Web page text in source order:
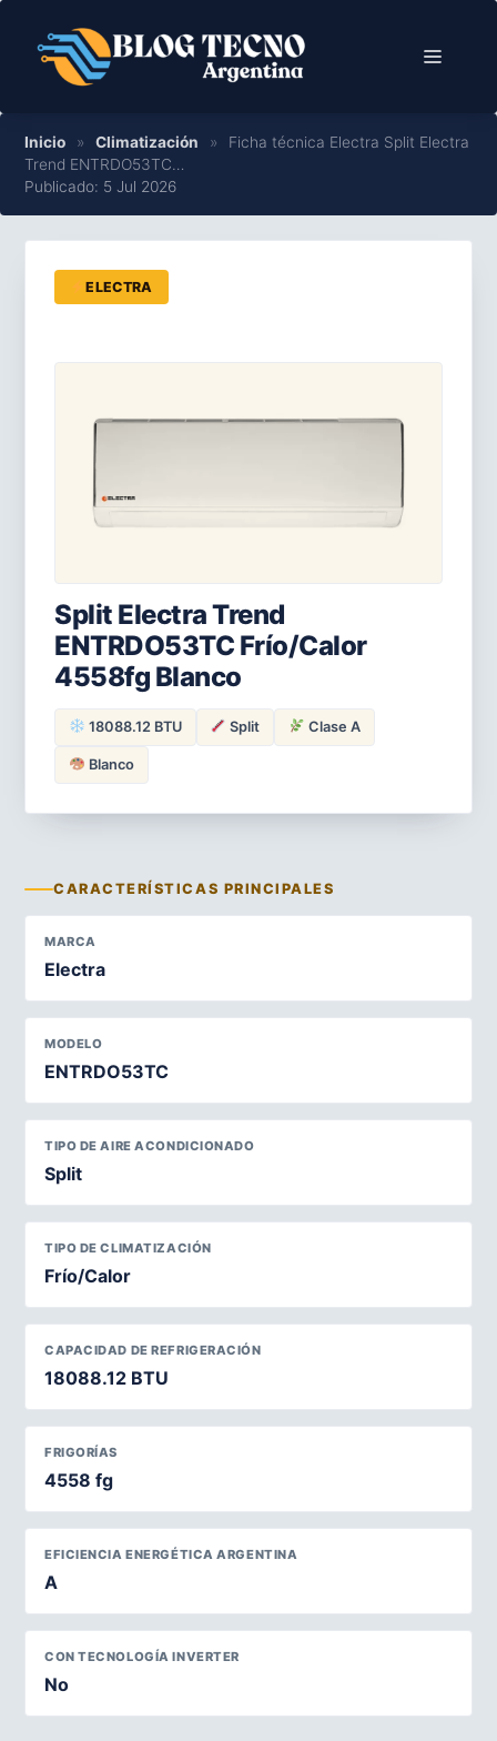
contenido
Menú
Inicio » Climatización »
Ficha técnica Electra Split Electra
Trend ENTRDO53TC…
Publicado: 5 Jul 2026
ELECTRA
Split Electra Trend
ENTRDO53TC Frío/Calor
4558fg Blanco
18088.12 BTU Split Clase A
Blanco
CARACTERÍSTICAS PRINCIPALES
MARCA
Electra
MODELO
ENTRDO53TC
TIPO DE AIRE ACONDICIONADO
Split
TIPO DE CLIMATIZACIÓN
Frío/Calor
CAPACIDAD DE REFRIGERACIÓN
18088.12 BTU
FRIGORÍAS
4558 fg
EFICIENCIA ENERGÉTICA ARGENTINA
A
CON TECNOLOGÍA INVERTER
No